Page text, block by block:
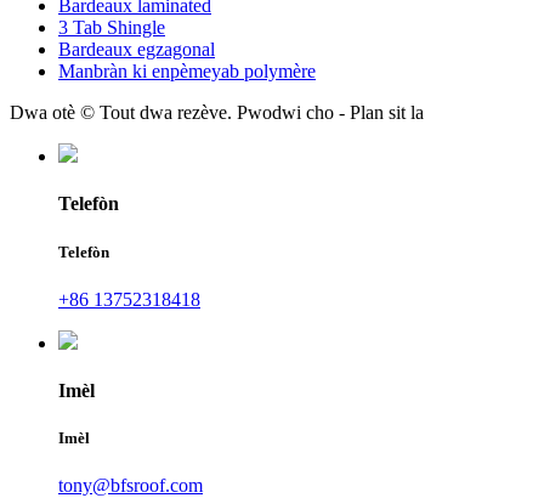
Bardeaux laminated
3 Tab Shingle
Bardeaux egzagonal
Manbràn ki enpèmeyab polymère
Dwa otè © Tout dwa rezève. Pwodwi cho - Plan sit la
Telefòn
Telefòn
+86 13752318418
Imèl
Imèl
tony@bfsroof.com